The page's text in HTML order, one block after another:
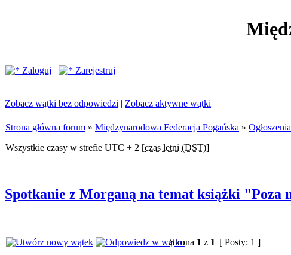
Zaloguj
Zarejestruj
Zobacz wątki bez odpowiedzi | Zobacz aktywne wątki
Strona główna forum » Międzynarodowa Federacja Pogańska »
Wszystkie czasy w strefie UTC + 2 [czas letni (DST)]
Spotkanie z Morganą na temat książki "Poza
Strona 1 z 1 [ Posty: 1 ]